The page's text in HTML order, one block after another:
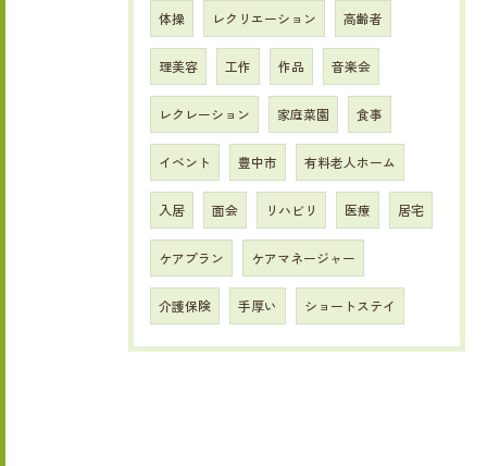
体操 レクリエーション 高齢者
理美容 工作 作品 音楽会
レクレーション 家庭菜園 食事
イベント 豊中市 有料老人ホーム
入居 面会 リハビリ 医療 居宅
ケアプラン ケアマネージャー
介護保険 手厚い ショートステイ